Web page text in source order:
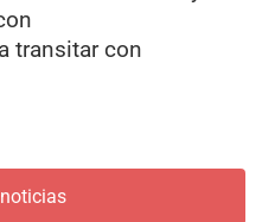
transitar con